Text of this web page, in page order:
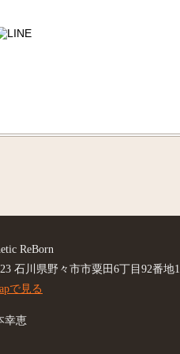
ReBorn
石川県野々市市粟田6丁目92番地1
で見る
幸恵